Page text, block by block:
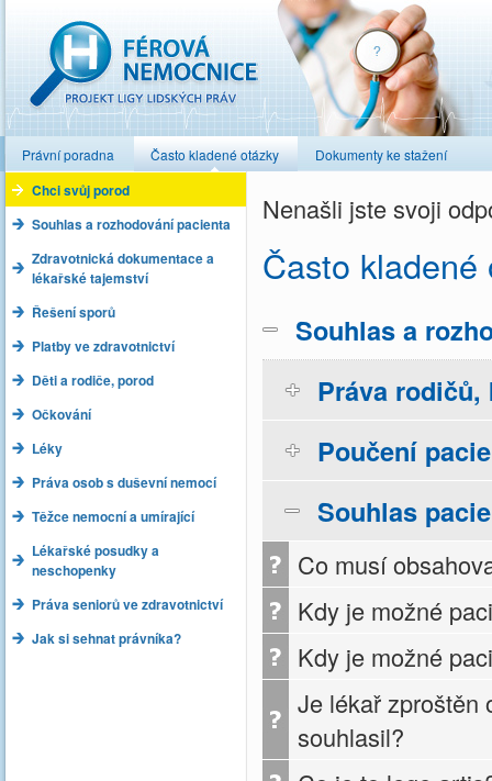
Právní poradna Často kladené otázky Dokumenty ke stažení
Chci svůj porod
Souhlas a rozhodování pacienta
Zdravotnická dokumentace a
lékařské tajemství
Řešení sporů
Platby ve zdravotnictví
Děti a rodiče, porod
Očkování
Léky
Práva osob s duševní nemocí
Těžce nemocní a umírající
Lékařské posudky a
neschopenky
Práva seniorů ve zdravotnictví
Jak si sehnat právníka?
Nenašli jste svoji
Často kladené
Souhlas a
Práva
Poučení
Souhlas
Co musí
Kdy je možné
Kdy je možné
Je lékař zproštěn
souhlasil?